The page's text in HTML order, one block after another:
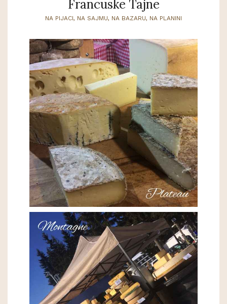
Francuske Tajne
NA PIJACI, NA SAJMU, NA BAZARU, NA PLANINI